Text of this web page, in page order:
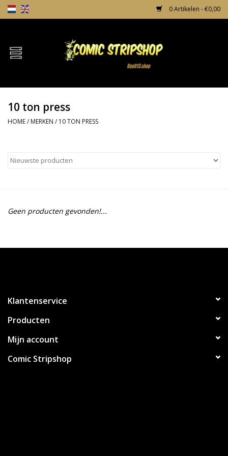
0 Artikelen - €0,00
Home
TPB's
Comic Protection
10 ton press
HOME/ MERKEN / 10 TON PRESS
Geen producten gevonden!...
Klantenservice
Producten
Mijn account
Comic Stripshop